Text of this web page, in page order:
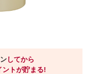
してから
ントが貯まる!